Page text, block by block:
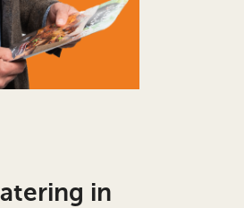
in